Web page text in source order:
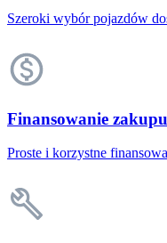
Szeroki wybór pojazdów
Finansowanie zakupu
Proste i korzystne